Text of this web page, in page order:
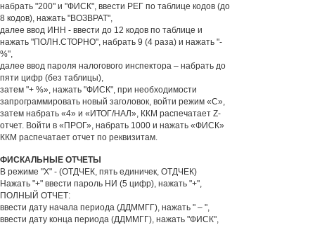
набрать "200" и "ФИСК", ввести РЕГ по таблице кодов (до
8 кодов), нажать "ВОЗВРАТ",
далее ввод ИНН - ввести до 12 кодов по таблице и
нажать "ПОЛН.СТОРНО", набрать 9 (4 раза) и нажать "-
%",
далее ввод пароля налогового инспектора – набрать до
пяти цифр (без таблицы),
затем "+ %», нажать "ФИСК", при необходимости
запрограммировать новый заголовок, войти режим «С»,
затем набрать «4» и «ИТОГ/НАЛ», ККМ распечатает Z-
отчет. Войти в «ПРОГ», набрать 1000 и нажать «ФИСК»
ККМ распечатает отчет по реквизитам.
ФИСКАЛЬНЫЕ ОТЧЕТЫ
В режиме "Х" - (ОТДЧЕК, пять единичек, ОТДЧЕК)
Нажать "+" ввести пароль НИ (5 цифр), нажать "+",
ПОЛНЫЙ ОТЧЕТ:
ввести дату начала периода (ДДММГГ), нажать " – ",
ввести дату конца периода (ДДММГГ), нажать "ФИСК",